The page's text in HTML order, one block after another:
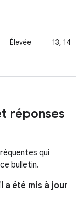
Élevée 13, 14
réponses
qui
bulletin.
a été mis à jour